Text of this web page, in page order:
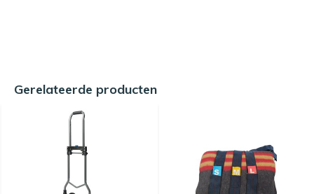
Gerelateerde producten